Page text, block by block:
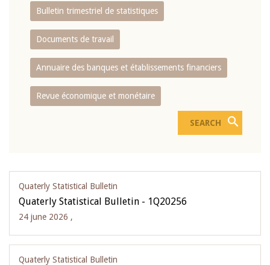
Bulletin trimestriel de statistiques
Documents de travail
Annuaire des banques et établissements financiers
Revue économique et monétaire
Quaterly Statistical Bulletin
Quaterly Statistical Bulletin - 1Q20256
24 june 2026 ,
Quaterly Statistical Bulletin